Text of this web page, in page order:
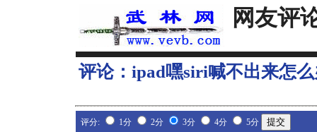
网友评
评论： ipad嘿siri喊不出来怎
评分: 1分 2分 3分 4分 5分